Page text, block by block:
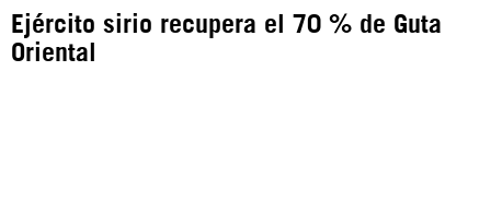
https://t.me/hispantvcanal
Ejército sirio recupera el 70 % de Guta
Oriental